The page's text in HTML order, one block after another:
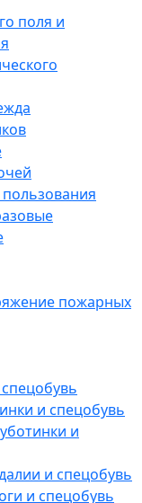
поля и
пожарных
и спецобувь
и
и спецобувь
и спецобувь